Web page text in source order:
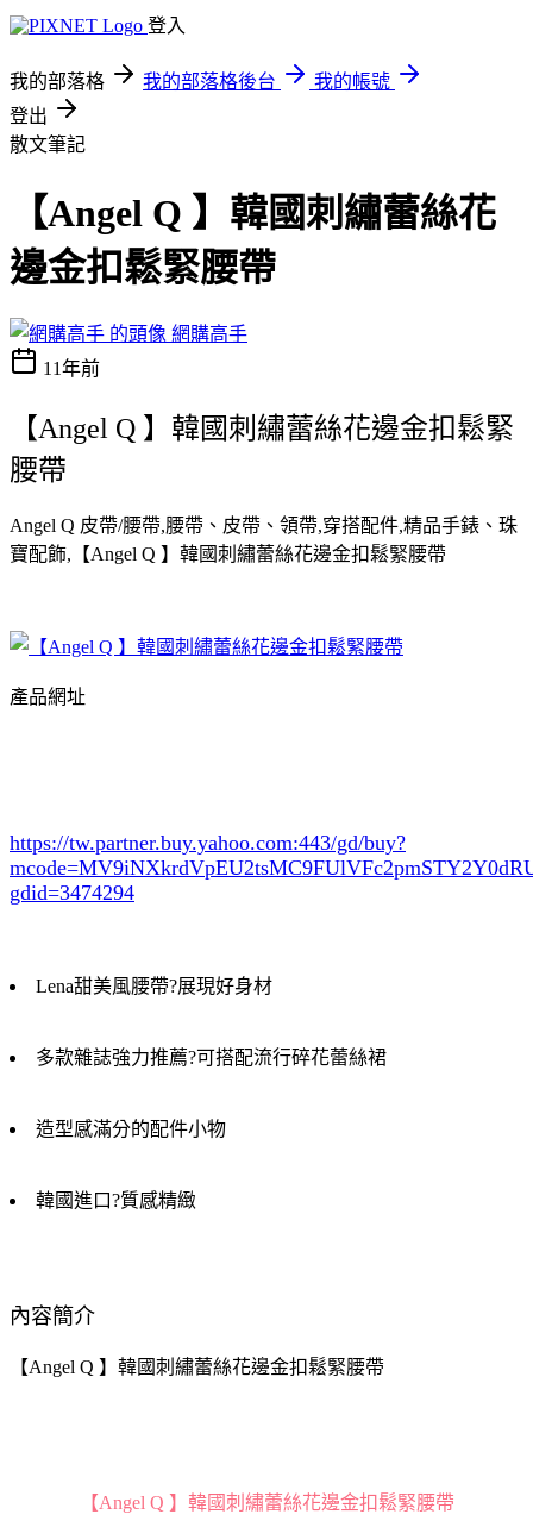
登入
我的部落格 我的部落格後台
我的帳號
登出
散文筆記
【Angel Q 】韓國刺繡蕾絲花
邊金扣鬆緊腰帶
網購高手
11年前
【Angel Q 】韓國刺繡蕾絲花邊金扣鬆緊
腰帶
Angel Q 皮帶/腰帶,腰帶、皮帶、領帶,穿搭配件,精品手錶、珠
寶配飾,【Angel Q 】韓國刺繡蕾絲花邊金扣鬆緊腰帶
產品網址
https://tw.partner.buy.yahoo.com:443/gd/buy?
gdid=3474294
Lena甜美風腰帶?展現好身材
多款雜誌強力推薦?可搭配流行碎花蕾絲裙
造型感滿分的配件小物
韓國進口?質感精緻
內容簡介
【Angel Q 】韓國刺繡蕾絲花邊金扣鬆緊腰帶
【Angel Q 】韓國刺繡蕾絲花邊金扣鬆緊腰帶